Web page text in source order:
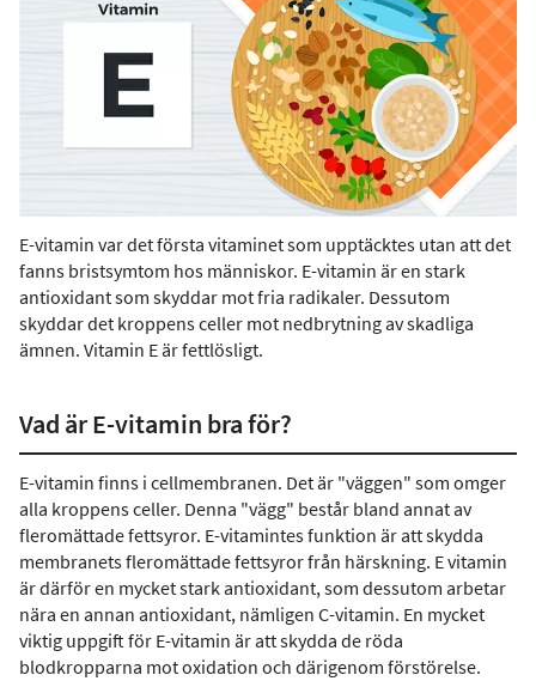
E-vitamin var det första vitaminet som upptäcktes utan att det
fanns bristsymtom hos människor. E-vitamin är en stark
antioxidant som skyddar mot fria radikaler. Dessutom
skyddar det kroppens celler mot nedbrytning av skadliga
ämnen. Vitamin E är fettlösligt.
Vad är E-vitamin bra för?
E-vitamin finns i cellmembranen. Det är "väggen" som omger
alla kroppens celler. Denna "vägg" består bland annat av
fleromättade fettsyror. E-vitamintes funktion är att skydda
membranets fleromättade fettsyror från härskning. E vitamin
är därför en mycket stark antioxidant, som dessutom arbetar
nära en annan antioxidant, nämligen C-vitamin. En mycket
viktig uppgift för E-vitamin är att skydda de röda
blodkropparna mot oxidation och därigenom förstörelse.